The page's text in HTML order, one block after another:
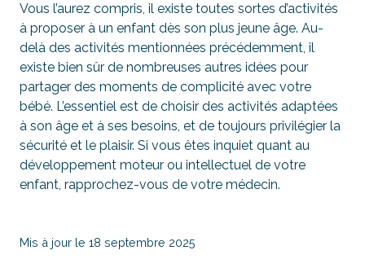
Vous l’aurez compris, il existe toutes sortes d’activités
à proposer à un enfant dès son plus jeune âge. Au-
delà des activités mentionnées précédemment, il
existe bien sûr de nombreuses autres idées pour
partager des moments de complicité avec votre
bébé. L’essentiel est de choisir des activités adaptées
à son âge et à ses besoins, et de toujours privilégier la
sécurité et le plaisir. Si vous êtes inquiet quant au
développement moteur ou intellectuel de votre
enfant, rapprochez-vous de votre médecin.
Mis à jour le 18 septembre 2025